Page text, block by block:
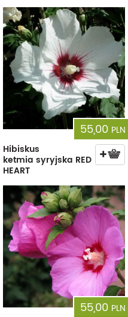
55,00 PLN
Hibiskus
ketmia syryjska RED
HEART
55,00 PLN